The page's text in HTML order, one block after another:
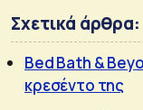
Σχετικά άρθρα:
Bed Bath &
κρεσέντο της